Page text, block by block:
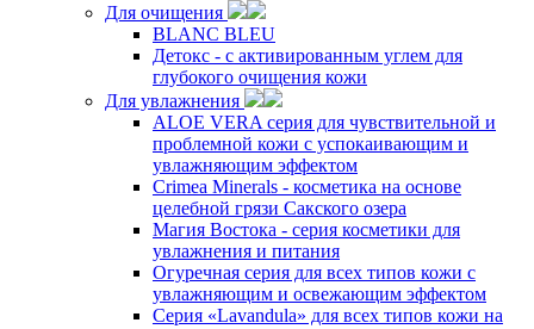
Для очищения
BLANC BLEU
Детокс - с активированным углем для
глубокого очищения кожи
Для увлажнения
ALOE VERA серия для чувствительной и
проблемной кожи с успокаивающим и
увлажняющим эффектом
Crimea Minerals - косметика на основе
целебной грязи Сакского озера
Магия Востока - серия косметики для
увлажнения и питания
Огуречная серия для всех типов кожи с
увлажняющим и освежающим эффектом
Серия «Lavandula» для всех типов кожи на